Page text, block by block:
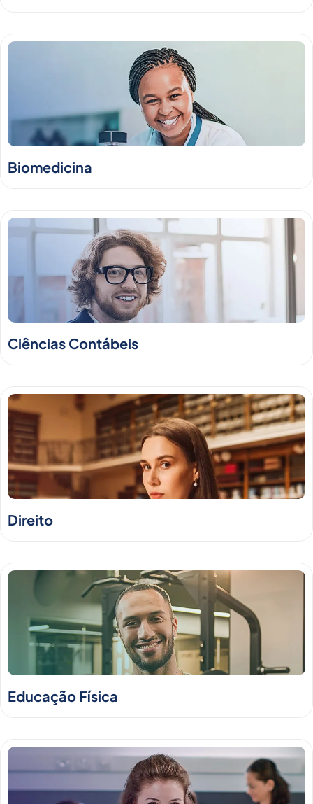
Biomedicina
Ciências Contábeis
Direito
Educação Física